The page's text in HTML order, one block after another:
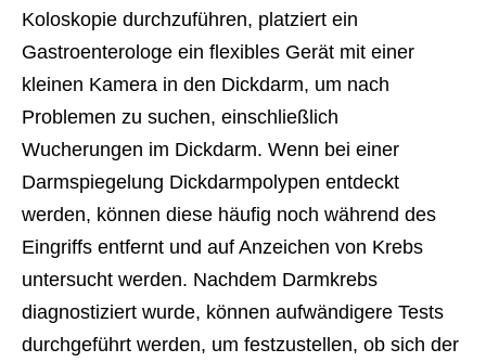
Koloskopie durchzuführen, platziert ein
Gastroenterologe ein flexibles Gerät mit einer
kleinen Kamera in den Dickdarm, um nach
Problemen zu suchen, einschließlich
Wucherungen im Dickdarm. Wenn bei einer
Darmspiegelung Dickdarmpolypen entdeckt
werden, können diese häufig noch während des
Eingriffs entfernt und auf Anzeichen von Krebs
untersucht werden. Nachdem Darmkrebs
diagnostiziert wurde, können aufwändigere Tests
durchgeführt werden, um festzustellen, ob sich der